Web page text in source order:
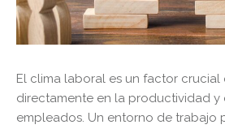
El clima laboral es un factor crucial
directamente en la productividad y
empleados. Un entorno de trabajo